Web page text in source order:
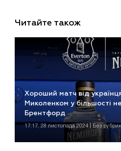
Читайте також
Хороший матч від
Миколенком у більшості
Брентфорд
17:17, 28 листопада 2024 | Без